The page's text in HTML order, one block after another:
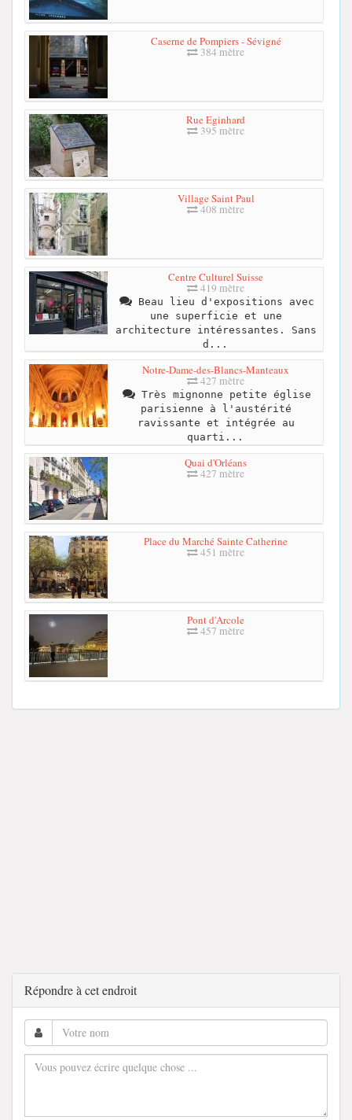
Caserne de Pompiers - Sévigné
384 mètre
Rue Eginhard
395 mètre
Village Saint Paul
408 mètre
Centre Culturel Suisse
419 mètre
Beau lieu d'expositions avec
une superficie et une
architecture intéressantes. Sans
d...
Notre-Dame-des-Blancs-Manteaux
427 mètre
Très mignonne petite église
parisienne à l'austérité
ravissante et intégrée au
quarti...
Quai d'Orléans
427 mètre
Place du Marché Sainte Catherine
451 mètre
Pont d'Arcole
457 mètre
Répondre à cet endroit